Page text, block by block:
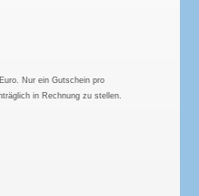
Nur ein Gutschein pro
in Rechnung zu stellen.